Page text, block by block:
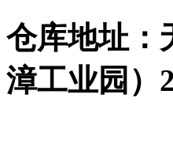
仓库地址：
漳工业园）